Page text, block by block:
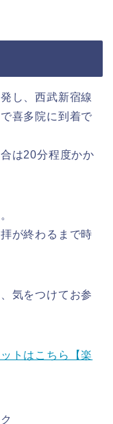
し、西武新宿線
喜多院に到着で
は20分程度かか
が終わるまで時
気をつけてお参
トはこちら【楽